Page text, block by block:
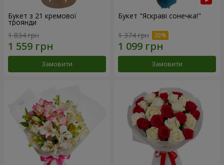
Букет з 21 кремової
троянди
1 834 грн
Замовити
Букет "Яскраві сонечка!"
1 374 грн
Замовити